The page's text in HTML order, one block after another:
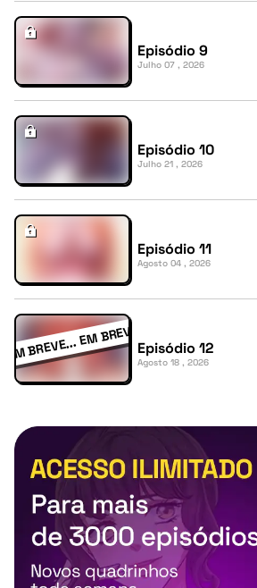
Episódio 9
Julho 07 , 2026
Episódio 10
Julho 21 , 2026
Episódio 11
Agosto 04 , 2026
Episódio 12
Agosto 18 , 2026